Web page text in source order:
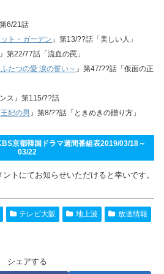
6/21話
ト・ガーデン』第13/??話「美しい人」
』第22/77話「流血の罠」
たつの愛 涙の誓い～ 』第47/??話「仮面の正
ス』第115/??話
妃の男』第8/??話「ときめきの贈り方」
京都韓国ドラマ週間番組表2019/03/18～
03/22
トにてお知らせいただけると幸いです。
テレビ大阪 地上波 放送情報
シェアする